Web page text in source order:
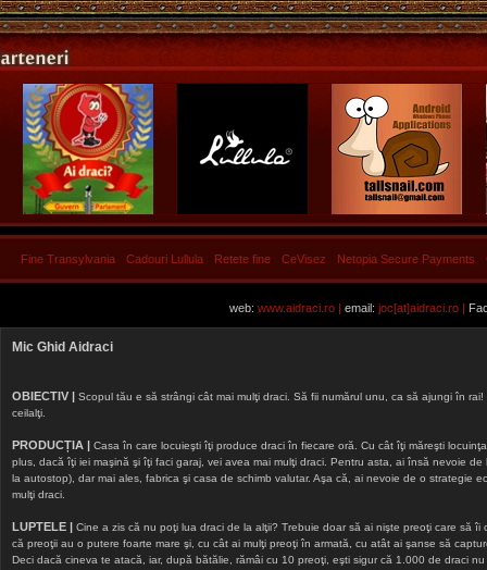
Fine Transylvania Cadouri Lullula Retete fine CeVisez Netopia Secure Payments
web: www.aidraci.ro | email: joc[at]aidraci.ro |
Mic Ghid Aidraci
OBIECTIV | Scopul tău e să strângi cât mai mulţi draci. Să fii numărul unu, ca să ajungi în
ceilalţi.
PRODUCȚIA | Casa în care locuieşti îţi produce draci în fiecare oră. Cu cât îţi măreşti
plus, dacă îţi iei maşină şi îţi faci garaj, vei avea mai mulţi draci. Pentru asta, ai însă nevoie
la autostop), dar mai ales, fabrica şi casa de schimb valutar. Aşa că, ai nevoie de o strategie
mulţi draci.
LUPTELE | Cine a zis că nu poţi lua draci de la alţii? Trebuie doar să ai nişte preoţi care să
că preoţii au o putere foarte mare şi, cu cât ai mulţi preoţi în armată, cu atât ai şanse să
Deci dacă cineva te atacă, iar, după bătălie, rămâi cu 10 preoţi, eşti sigur că 1.000 de draci